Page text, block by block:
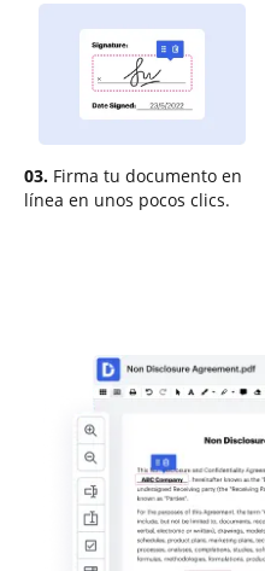
03. Firma tu documento en
línea en unos pocos clics.